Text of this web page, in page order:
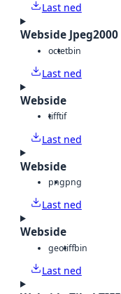
Last ned
Webside Jpeg2000
octetbin
Last ned
Webside
tifftif
Last ned
Webside
pngpng
Last ned
Webside
geotiffbin
Last ned